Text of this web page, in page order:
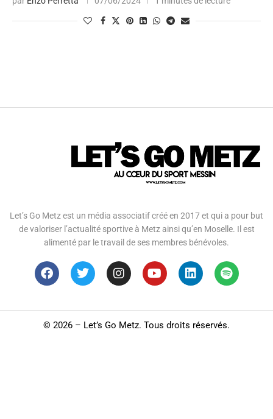
Let’s Go Metz est un média associatif créé en 2017 et qui a pour but
de valoriser l’actualité sportive à Metz ainsi qu’en Moselle. Il est
alimenté par le travail de ses membres bénévoles.
© 2026 – Let’s Go Metz. Tous droits réservés.